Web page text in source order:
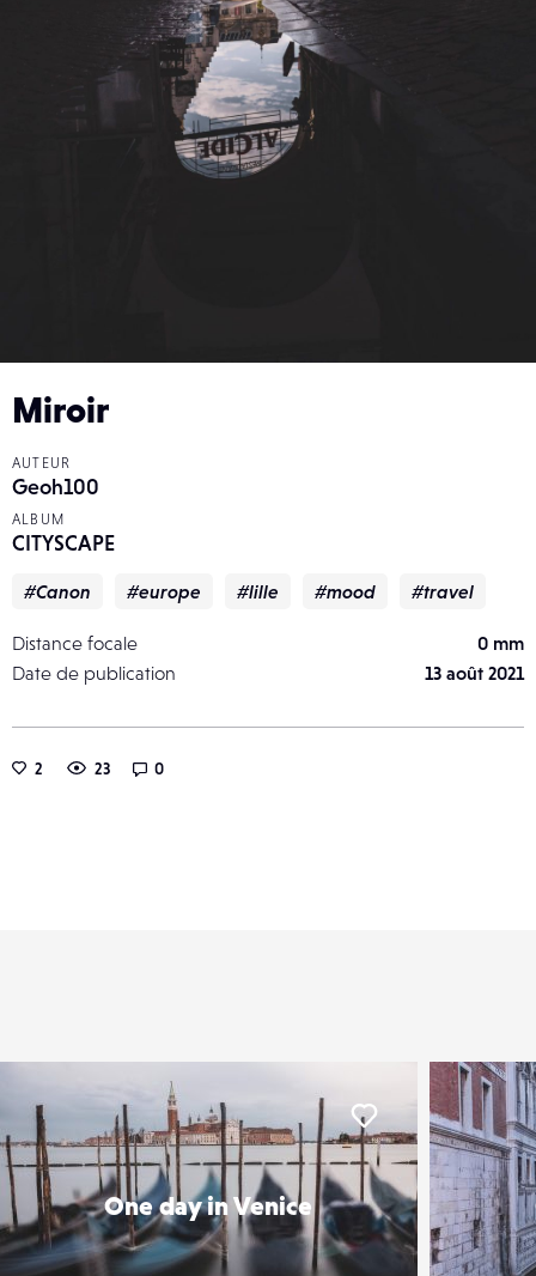
Miroir
AUTEUR
Geoh100
ALBUM
CITYSCAPE
#Canon #europe #lille #mood #travel
Distance focale
0 mm
Date de publication
13 août 2021
2 23 0
One day in Venice
Liker